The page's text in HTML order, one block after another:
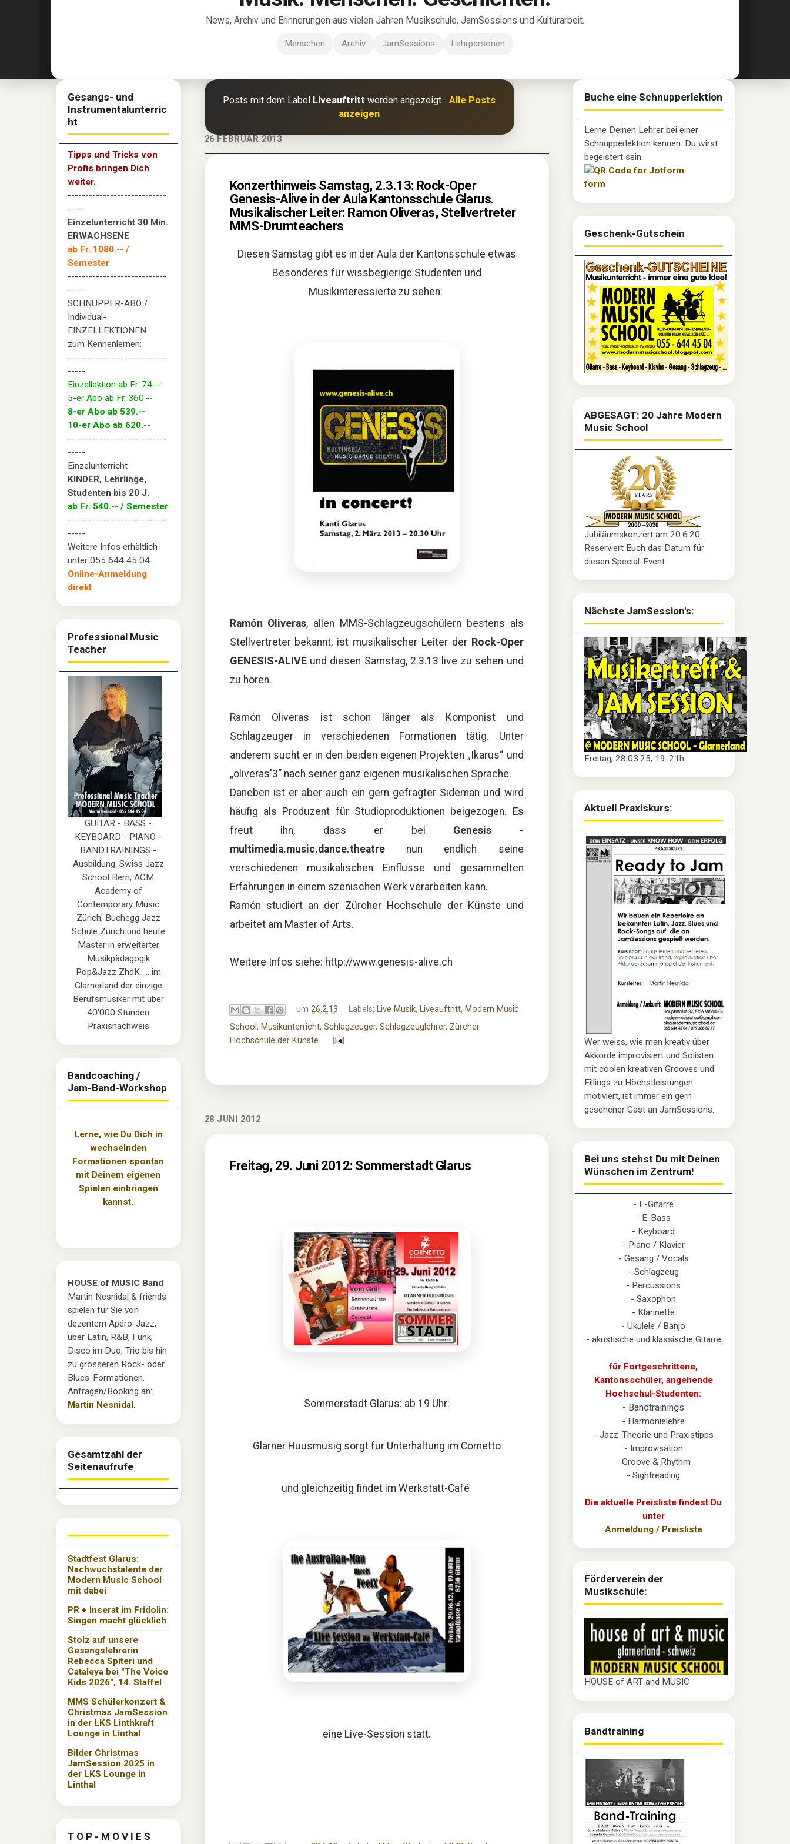
News, Archiv und Erinnerungen aus vielen Jahren Musikschule, JamSessions und Kulturarbeit.
Menschen Archiv JamSessions Lehrpersonen
Posts mit dem Label Liveauftritt werden angezeigt.
Alle Posts
anzeigen
26 FEBRUAR 2013
Konzerthinweis Samstag, 2.3.13: Rock-Oper
Genesis-Alive in der Aula Kantonsschule Glarus.
Musikalischer Leiter: Ramon Oliveras, Stellvertreter
MMS-Drumteachers
Diesen Samstag gibt es in der Aula der Kantonsschule etwas
Besonderes für wissbegierige Studenten und
Musikinteressierte zu sehen:
Ramón Oliveras, allen MMS-Schlagzeugschülern bestens als
Stellvertreter bekannt, ist musikalischer Leiter der Rock-Oper
GENESIS-ALIVEund diesen Samstag, 2.3.13 live zu sehen und
zu hören.
Ramón Oliveras ist schon länger als Komponist und
Schlagzeuger in verschiedenen Formationen tätig. Unter
anderem sucht er in den beiden eigenen Projekten „Ikarus“ und
„oliveras'3“ nach seiner ganz eigenen musikalischen Sprache.
Daneben ist er aber auch ein gern gefragter Sideman und wird
häufig als Produzent für Studioproduktionen beigezogen. Es
freut ihn, dass er bei Genesis -
multimedia.music.dance.theatrenun endlich seine
verschiedenen musikalischen Einflüsse und gesammelten
Erfahrungen in einem szenischen Werk verarbeiten kann.
Ramón studiert an der Zürcher Hochschule der Künste und
arbeitet am Master of Arts.
Weitere Infos siehe: http://www.genesis-alive.ch
um 26.2.13 Labels: Live Musik, Liveauftritt, Modern Music
School , Musikunterricht, Schlagzeuger, Schlagzeuglehrer, Zürcher
Hochschule der Künste
28 JUNI 2012
Freitag, 29. Juni 2012: Sommerstadt Glarus
Sommerstadt Glarus: ab 19 Uhr:
Glarner Huusmusig sorgt für Unterhaltung im Cornetto
und gleichzeitig findet im Werkstatt-Café
eine Live-Session statt.
Gesangs- und
Instrumentalunterric
ht
Tipps und Tricks von
Profis bringen Dich
weiter.
----------------------------
-----
Einzelunterricht 30 Min.
ERWACHSENE
ab Fr. 1080.-- /
Semester
----------------------------
-----
SCHNUPPER-ABO /
Individual-
EINZELLEKTIONEN
zum Kennenlernen:
----------------------------
-----
Einzellektion ab Fr. 74.--
5-er Abo ab Fr. 360.--
8-er Abo ab 539.--
10-er Abo ab 620.--
----------------------------
-----
Einzelunterricht
KINDER, Lehrlinge,
Studenten bis 20 J.
ab Fr. 540.-- / Semester
----------------------------
-----
Weitere Infos erhältlich
unter 055 644 45 04.
Online-Anmeldung
direkt
Professional Music
Teacher
GUITAR - BASS -
KEYBOARD - PIANO -
BANDTRAININGS -
Ausbildung: Swiss Jazz
School Bern, ACM
Academy of
Contemporary Music
Zürich, Buchegg Jazz
Schule Zürich und heute
Master in erweiterter
Musikpädagogik
Pop&Jazz ZhdK .... im
Glarnerland der einzige
Berufsmusiker mit über
40'000 Stunden
Praxisnachweis
Bandcoaching /
Jam-Band-Workshop
Lerne, wie Du Dich in
wechselnden
Formationen spontan
mit Deinem eigenen
Spielen einbringen
kannst.
HOUSE of MUSIC Band
Martin Nesnidal & friends
spielen für Sie von
dezentem Apéro-Jazz,
über Latin, R&B, Funk,
Disco im Duo, Trio bis hin
zu grösseren Rock- oder
Blues-Formationen.
Anfragen/Booking an:
Martin Nesnidal.
Gesamtzahl der
Seitenaufrufe
Stadtfest Glarus:
Nachwuchstalente der
Modern Music School
mit dabei
PR + Inserat im Fridolin:
Singen macht glücklich
Stolz auf unsere
Gesangslehrerin
Rebecca Spiteri und
Cataleya bei "The Voice
Kids 2026", 14. Staffel
MMS Schülerkonzert &
Christmas JamSession
in der LKS Linthkraft
Lounge in Linthal
Bilder Christmas
JamSession 2025 in
der LKS Lounge in
Linthal
T O P - M O V I E S
Buche eine Schnupperlektion
Lerne Deinen Lehrer bei einer
Schnupperlektion kennen. Du wirst
begeistert sein.
Geschenk-Gutschein
ABGESAGT: 20 Jahre Modern
Music School
Jubiläumskonzert am 20.6.20.
Reserviert Euch das Datum für
diesen Special-Event
Nächste JamSession's:
Freitag, 28.03.25, 19-21h
Aktuell Praxiskurs:
Wer weiss, wie man kreativ über
Akkorde improvisiert und Solisten
mit coolen kreativen Grooves und
Fillings zu Höchstleistungen
motiviert, ist immer ein gern
gesehener Gast an JamSessions.
Bei uns stehst Du mit Deinen
Wünschen im Zentrum!
- E-Gitarre
- E-Bass
- Keyboard
- Piano / Klavier
- Gesang / Vocals
- Schlagzeug
- Percussions
- Saxophon
- Klarinette
- Ukulele / Banjo
- akustische und klassische Gitarre
für Fortgeschrittene,
Kantonsschüler, angehende
Hochschul-Studenten:
- Bandtrainings
- Harmonielehre
- Jazz-Theorie und Praxistipps
- Improvisation
- Groove & Rhythm
- Sightreading
Die aktuelle Preisliste findest Du
unter
Anmeldung / Preisliste
Förderverein der
Musikschule:
HOUSE of ART and MUSIC
Bandtraining